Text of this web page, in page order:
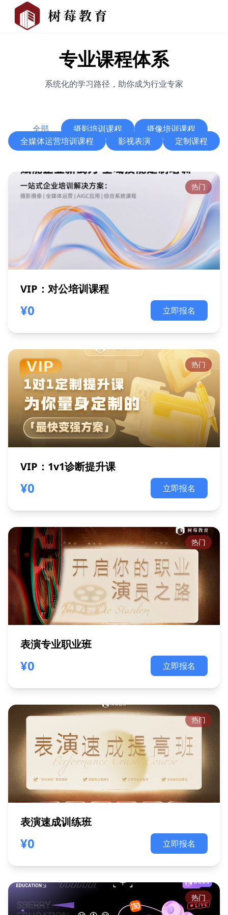
专业课程体系
系统化的学习路径，助你成为行业专家
全部 摄影培训课程
摄像培训课程
全媒体运营培训课程
影视表演 定制课程
热门
VIP：对公培训课程
¥0 立即报名
热门
VIP：1v1诊断提升课
¥0 立即报名
热门
表演专业职业班
¥0 立即报名
热门
表演速成训练班
¥0 立即报名
热门